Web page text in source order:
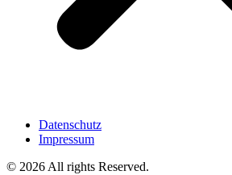
Datenschutz
Impressum
© 2026 All rights Reserved.